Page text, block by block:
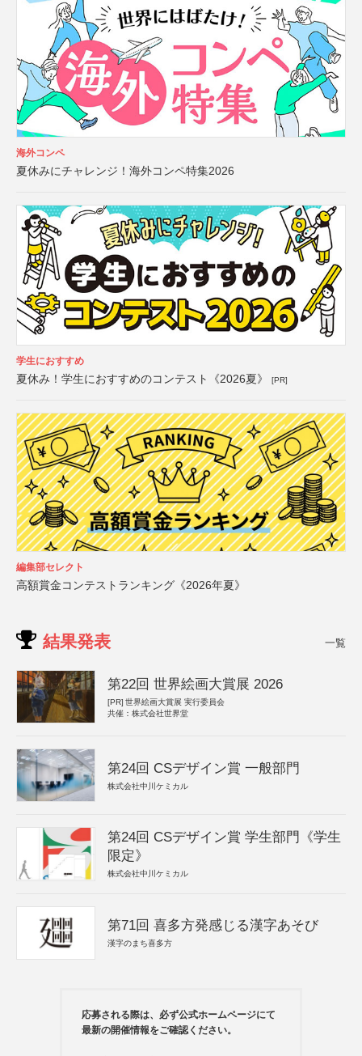
海外コンペ
夏休みにチャレンジ！海外コンペ特集2026
学生におすすめ
夏休み！学生におすすめのコンテスト《2026夏》 [PR]
編集部セレクト
高額賞金コンテストランキング《2026年夏》
結果発表 一覧
第22回 世界絵画大賞展 2026
[PR] 世界絵画大賞展 実行委員会
共催：株式会社世界堂
第24回 CSデザイン賞 一般部門
株式会社中川ケミカル
第24回 CSデザイン賞 学生部門《学生
限定》
株式会社中川ケミカル
第71回 喜多方発感じる漢字あそび
漢字のまち喜多方
応募される際は、必ず公式ホームページにて
最新の開催情報をご確認ください。